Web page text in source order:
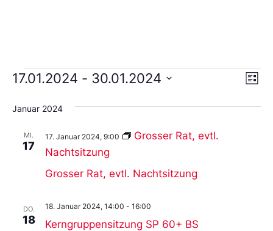
Liste
17.01.2024 - 30.01.2024
Sie
das
aus.
Januar 2024
MI.
17
Grosser Rat, evtl. Nachtsitzung
17. Januar 2024, 9:00
Grosser Rat, evtl.
Nachtsitzung
DO.
18 Kerngruppensitzung SP 60+ BS
18. Januar 2024, 14:00 - 16:00